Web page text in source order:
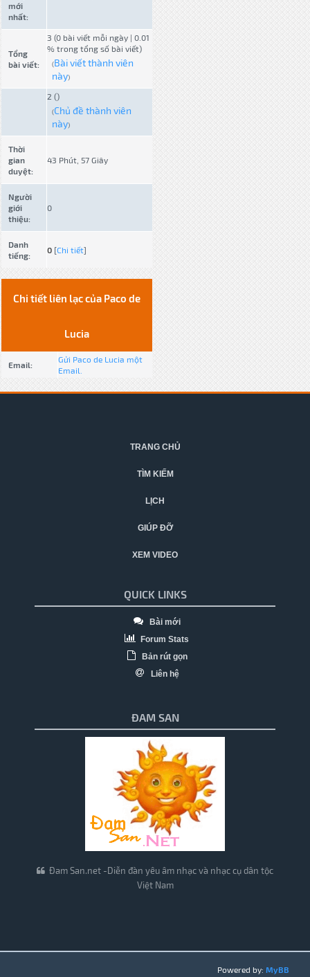
mới
nhất:
Tổng
bài viết:
3 (0 bài viết mỗi ngày | 0.01
% trong tổng số bài viết)
(Bài viết thành viên
này)
2 ()
(Chủ đề thành viên
này)
Thời
gian
duyệt:
43 Phút, 57 Giây
Người
giới
thiệu:
0
Danh
tiếng:
0 [Chi tiết]
Chi tiết liên lạc của Paco de
Lucia
Email:
Gửi Paco de Lucia một
Email.
TRANG CHỦ
TÌM KIẾM
LỊCH
GIÚP ĐỠ
XEM VIDEO
QUICK LINKS
Bài mới
Forum Stats
Bản rút gọn
Liên hệ
ĐAM SAN
Đam San.net -Diễn đàn yêu âm nhạc và nhạc cụ dân tộc
Việt Nam
Powered by: MyBB